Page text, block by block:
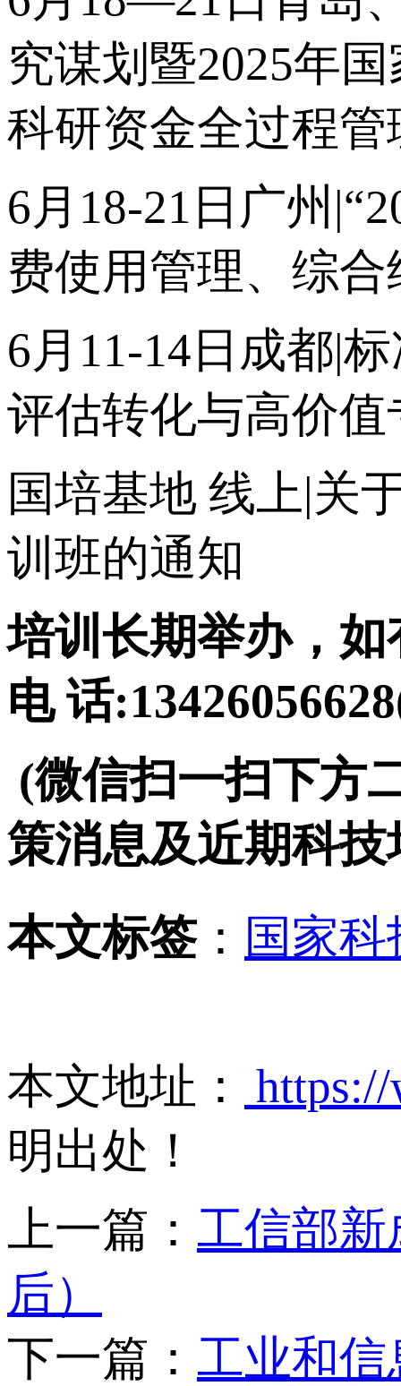
究谋划暨2025年
科研资金全过程
6月18-21日广州
费使用管理、综
6月11-14日成都|
评估转化与高价
国培基地 线上|关
训班的通知
培训长期举办，
电 话
(微信扫一扫下方
策消息及近期科
本文标签： 国家
本文地址：
明出处！
上一篇： 工信部
后）
下一篇： 工业和